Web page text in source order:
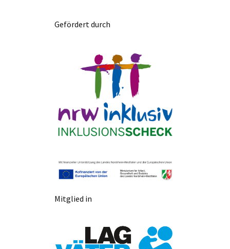
Gefördert durch
Mitglied in